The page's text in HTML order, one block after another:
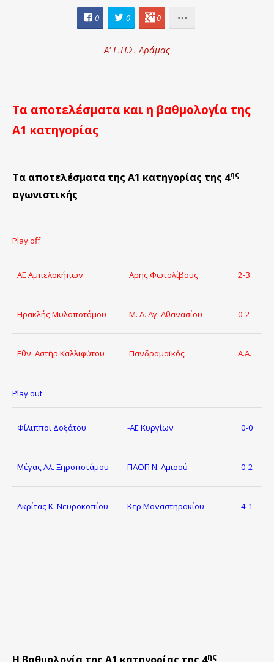
0 0 0
Α' Ε.Π.Σ. Δράμας
Τα αποτελέσματα και η βαθμολογία της
Α1 κατηγορίας
Τα αποτελέσματα της Α1 κατηγορίας της 4ης
αγωνιστικής
Play off
ΑΕ Αμπελοκήπων Αρης Φωτολίβους 2-3
Ηρακλής Μυλοποτάμου Μ. Α. Αγ. Αθανασίου 0-2
Εθν. Αστήρ Καλλιφύτου Πανδραμαϊκός Α.Α.
Play out
Φίλιπποι Δοξάτου -ΑΕ Κυργίων 0-0
Μέγας Αλ. Ξηροποτάμου ΠΑΟΠ Ν. Αμισού 0-2
Ακρίτας Κ. Νευροκοπίου Κερ Μοναστηρακίου 4-1
ης